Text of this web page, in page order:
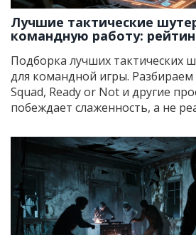
Лучшие тактические
командную работу:
Подборка лучших тактических
для командной игры. Разбираем
Squad, Ready or Not и другие
побеждает слаженность, а не